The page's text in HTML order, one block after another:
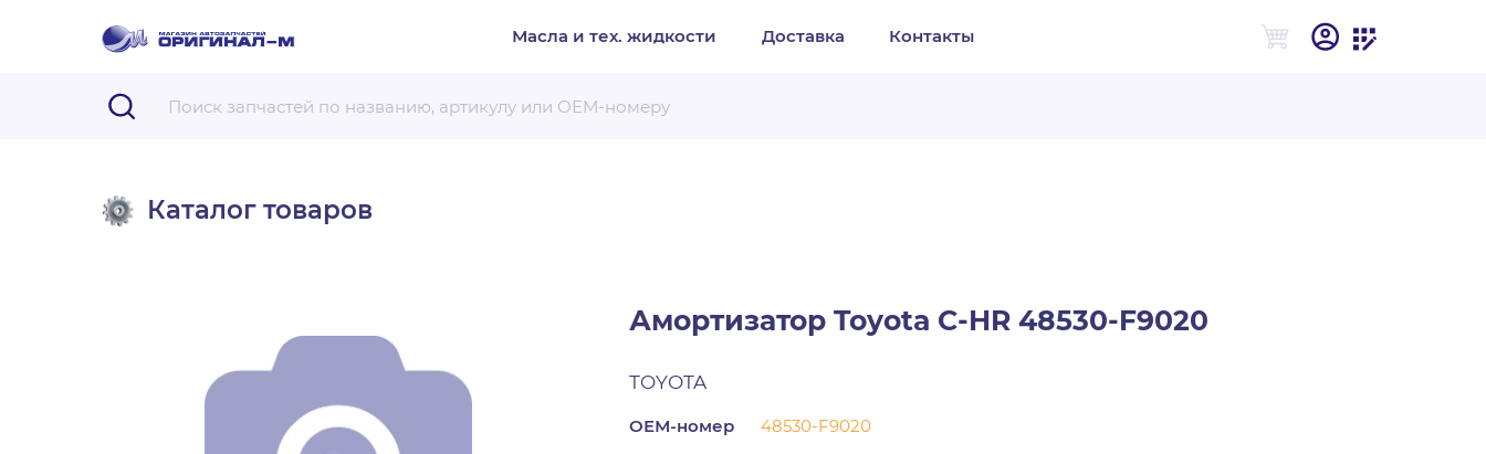
Масла и тех. жидкости Доставка Контакты
Каталог товаров
Амортизатор Toyota C-HR 48530-F9020
TOYOTA
ОЕМ-номер 48530-F9020